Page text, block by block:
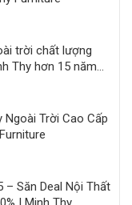
trời chất lượng
Thy hơn 15 năm
Ngoài Trời Cao Cấp
Săn Deal Nội Thất